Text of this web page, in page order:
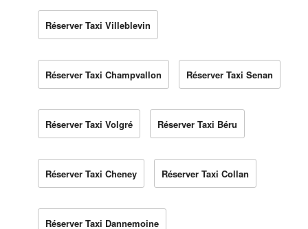
Réserver Taxi Villeblevin
Réserver Taxi Champvallon Réserver Taxi Senan
Réserver Taxi Volgré Réserver Taxi Béru
Réserver Taxi Cheney Réserver Taxi Collan
Réserver Taxi Dannemoine